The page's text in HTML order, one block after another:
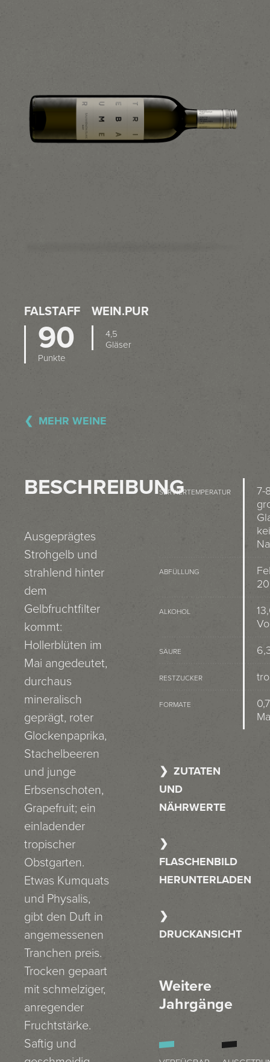
FALSTAFF
90
Punkte
WEIN.PUR
4,5
Gläser
MEHR WEINE
BESCHREIBUNG
Ausgeprägtes
Strohgelb und
strahlend hinter
dem
Gelbfruchtfilter
kommt:
Hollerblüten im
Mai angedeutet,
durchaus
mineralisch
geprägt, roter
Glockenpaprika,
Stachelbeeren
und junge
Erbsenschoten,
Grapefruit; ein
einladender
tropischer
Obstgarten.
Etwas Kumquats
und Physalis,
gibt den Duft in
angemessenen
Tranchen preis.
Trocken gepaart
mit schmelziger,
anregender
Fruchtstärke.
Saftig und
SERVIERTEMPERATUR
7-
ABFÜLLUNG
ALKOHOL
SÄURE
RESTZUCKER
FORMATE
ZUTATEN
UND
NÄHRWERTE
FLASCHENBILD
HERUNTERLADEN
DRUCKANSICHT
Weitere
Jahrgänge